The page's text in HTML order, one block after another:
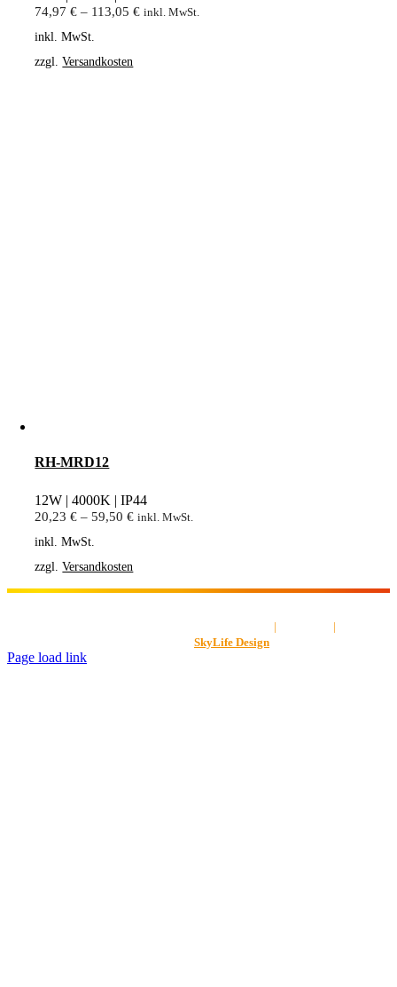
74,97€ – 113,05€ inkl. MwSt.
inkl. MwSt.
zzgl.Versandkosten
RH-MRD12
12W | 4000K | IP44
20,23€ –59,50€ inkl. MwSt.
inkl. MwSt.
zzgl.Versandkosten
| |
SkyLife Design
Page load link